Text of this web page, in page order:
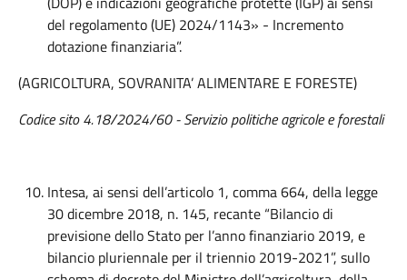
del regolamento (UE) 2024/1143» - Incremento
dotazione finanziaria”.
(AGRICOLTURA, SOVRANITA’ ALIMENTARE E FORESTE)
Codice sito 4.18/2024/60 - Servizio politiche agricole e forestali
Intesa, ai sensi dell’articolo 1, comma 664, della legge
30 dicembre 2018, n. 145, recante “Bilancio di
previsione dello Stato per l’anno finanziario 2019, e
bilancio pluriennale per il triennio 2019-2021”, sullo